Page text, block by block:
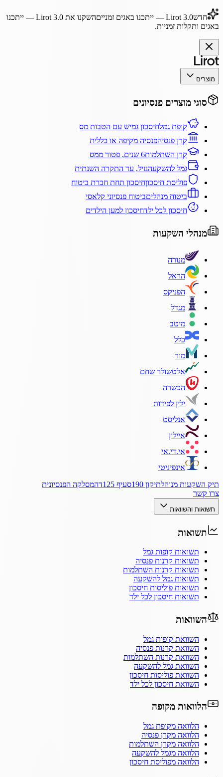
חדשLirot 3.0 — ייתכנו באגים זמנייםהשקנו את Lirot 3.0— ייתכנו
באגים ותקלות זמניות.
מוצרים
סוגי מוצרים פנסיונים
קופת גמלחיסכון גמיש עם הטבות מס
קרן פנסיהפנסיה מקיפה או כללית
קרן השתלמות6 שנים, פטור ממס
גמל להשקעהנזיל, עד התקרה השנתית
פוליסת חיסכוןחיסכון תחת חברת ביטוח
ביטוח מנהליםביטוח פנסיוני קלאסי
חיסכון לכל ילדחיסכון למען הילדים
מנהלי השקעות
מנורה
הראל
הפניקס
מגדל
מיטב
כלל
מור
אלטשולר שחם
הכשרה
ילין לפידות
אנליסט
איילון
אי.די.אי
אינפיניטי
תיק השקעות מנוהלתיקון 190 סעיף 125ד
המסלקה הפנסיונית
צרו קשר
תשואות והשוואות
תשואות
תשואות קופות גמל
תשואות קרנות פנסיה
תשואות קרנות השתלמות
תשואות גמל להשקעה
תשואות פוליסות חיסכון
תשואות חיסכון לכל ילד
השוואות
השוואת קופות גמל
השוואת קרנות פנסיה
השוואת קרנות השתלמות
השוואת גמל להשקעה
השוואת פוליסות חיסכון
השוואת חיסכון לכל ילד
הלוואות מקופה
הלוואה מקופת גמל
הלוואה מקרן פנסיה
הלוואה מקרן השתלמות
הלוואה מגמל להשקעה
הלוואה מפוליסת חיסכון